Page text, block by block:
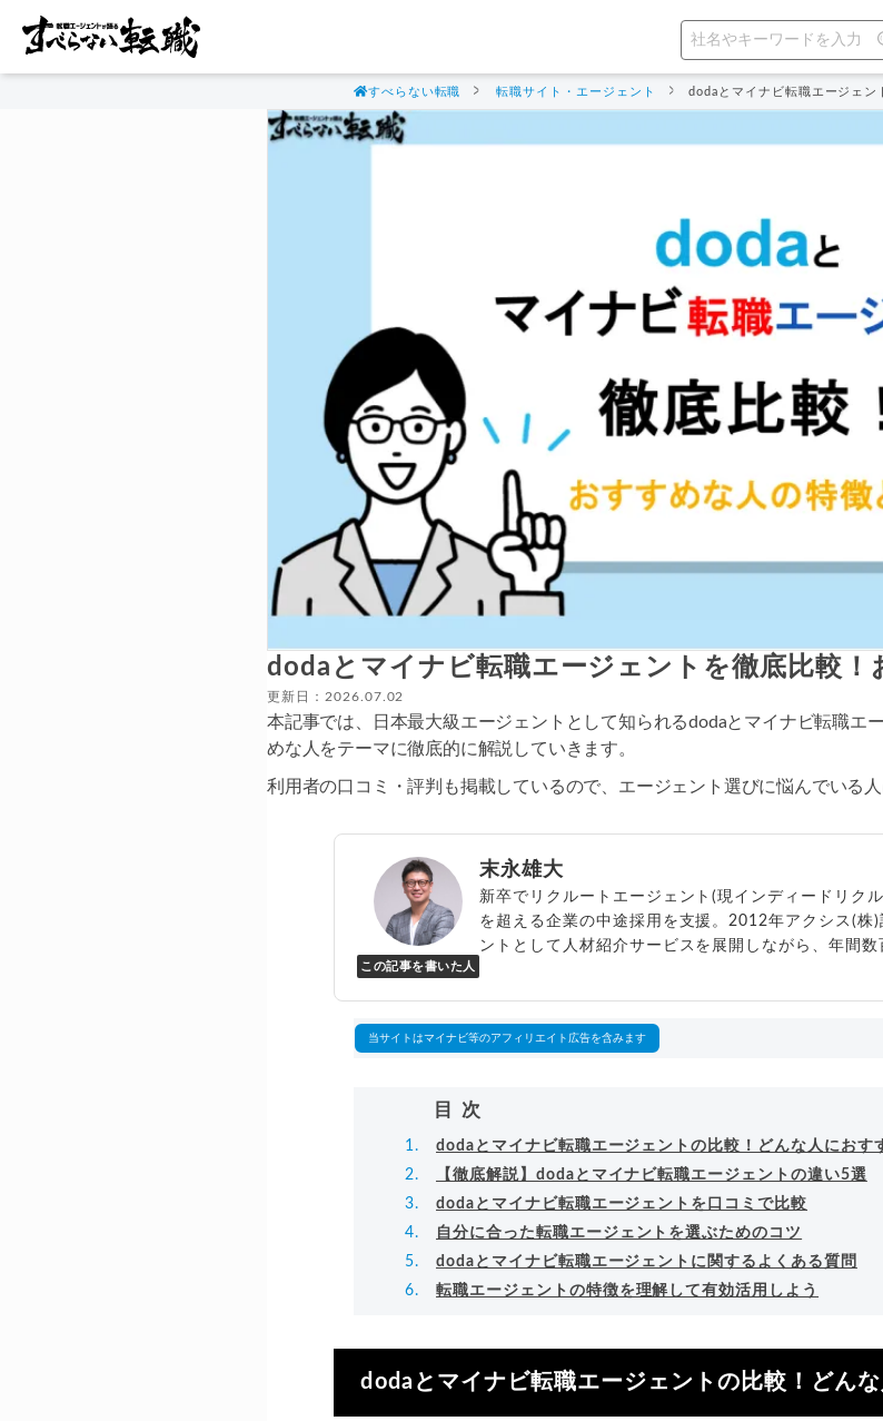
すべらない転職 転職サイト・エージェント dodaとマイナビ転職エージェン
dodaとマイナビ転職エージェントを徹底比較！
更新日：2026.07.02
本記事では、日本最大級エージェントとして知られるdodaとマイナビ転職エ
めな人をテーマに徹底的に解説していきます。
利用者の口コミ・評判も掲載しているので、エージェント選びに悩んでいる
この記事を書いた人
末永雄大
新卒でリクルートエージェント(現インディードリク
を超える企業の中途採用を支援。2012年アクシス(株
ントとして人材紹介サービスを展開しながら、年間
当サイトはマイナビ等のアフィリエイト広告を含みます
目次
dodaとマイナビ転職エージェントの比較！どんな人におす
【徹底解説】dodaとマイナビ転職エージェントの違い5選
dodaとマイナビ転職エージェントを口コミで比較
自分に合った転職エージェントを選ぶためのコツ
dodaとマイナビ転職エージェントに関するよくある質問
転職エージェントの特徴を理解して有効活用しよう
dodaとマイナビ転職エージェントの比較！どん